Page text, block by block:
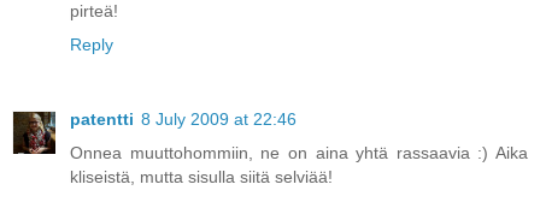
pirteä!
Reply
patentti 8 July 2009 at 22:46
Onnea muuttohommiin, ne on aina yhtä rassaavia :) Aika
kliseistä, mutta sisulla siitä selviää!